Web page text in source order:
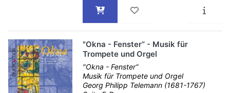
"Okna - Fenster“ - Musik für
Trompete und Orgel
"Okna - Fenster“
Musik für Trompete und Orgel
Georg Philipp Telemann (1681-1767)